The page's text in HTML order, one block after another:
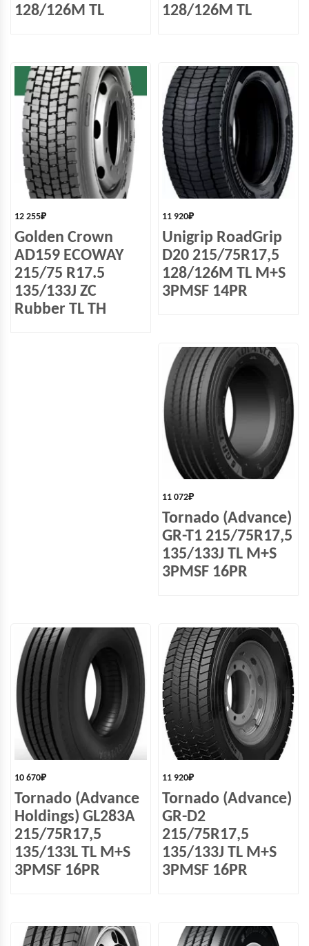
128/126M TL
128/126M TL
12 255₽
Golden Crown
AD159 ECOWAY
215/75 R17.5
135/133J ZC
Rubber TL TH
11 920₽
Unigrip RoadGrip
D20 215/75R17,5
128/126M TL M+S
3PMSF 14PR
11 072₽
Tornado (Advance)
GR-T1 215/75R17,5
135/133J TL M+S
3PMSF 16PR
10 670₽
Tornado (Advance
Holdings) GL283A
215/75R17,5
135/133L TL M+S
3PMSF 16PR
11 920₽
Tornado (Advance)
GR-D2
215/75R17,5
135/133J TL M+S
3PMSF 16PR